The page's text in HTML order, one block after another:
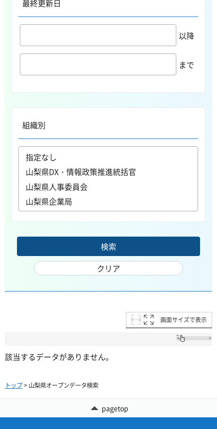
最終更新日
以降
まで
組織別
画面サイズで表示
該当するデータがありません。
トップ> 山梨県オープンデータ検索
pagetop